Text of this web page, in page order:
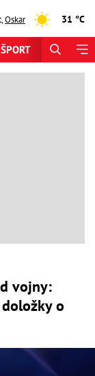
,Oskar 31 °C
ŠPORT
vojny:
o